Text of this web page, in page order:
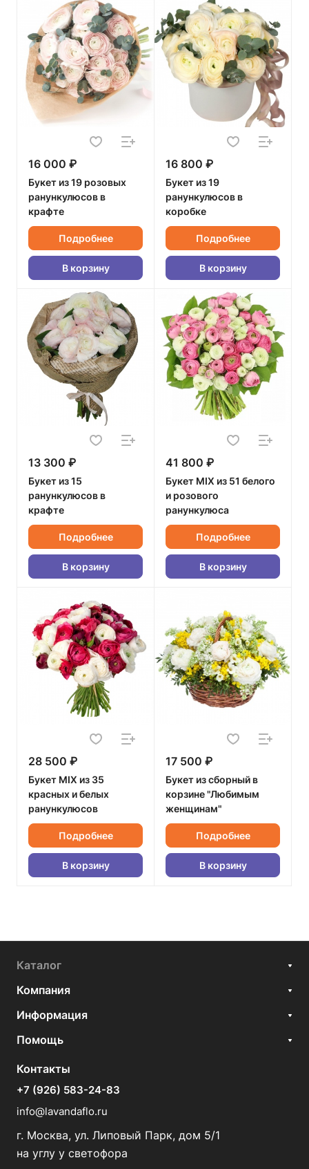
16 000 ₽
Букет из 19 розовых
ранункулюсов в
крафте
Подробнее
В корзину
16 800 ₽
Букет из 19
ранункулюсов в
коробке
Подробнее
В корзину
13 300 ₽
Букет из 15
ранункулюсов в
крафте
Подробнее
В корзину
41 800 ₽
Букет MIX из 51 белого
и розового
ранункулюса
Подробнее
В корзину
28 500 ₽
Букет MIX из 35
красных и белых
ранункулюсов
Подробнее
В корзину
17 500 ₽
Букет из сборный в
корзине "Любимым
женщинам"
Подробнее
В корзину
Каталог
Компания
Информация
Помощь
Контакты
+7 (926) 583-24-83
info@lavandaflo.ru
г. Москва, ул. Липовый Парк, дом 5/1
на углу у светофора